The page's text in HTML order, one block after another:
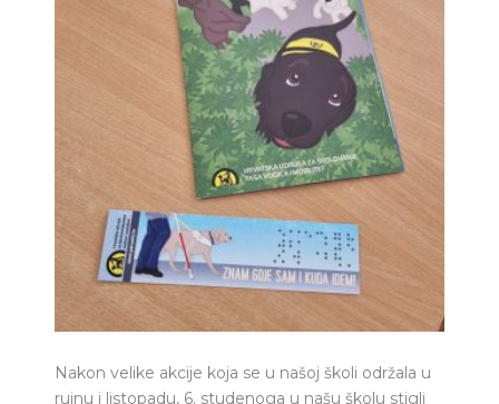
Nakon velike akcije koja se u našoj školi održala u
rujnu i listopadu, 6. studenoga u našu školu stigli